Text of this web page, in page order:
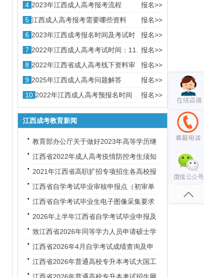
程图解
4 报名>>
2023年江西成人高考报考流程
5
报名>>
江西成人高考报考需要哪些资料
6
报名>>
2023年江西成考报名时间及考试时
间
7 报名>>
2022年江西成人高考考试时间：11.
5-11.6日
8 报名>>
2022年江西省成人高考线下资料审
核地址
9 报名>>
2025年江西成人高考问题解答
10
报名>>
2022年江西成人高考预报名时间
（成考预报名通道）
江西成考教育新闻
教育部办公厅关于做好2023年高等学历继
续教育专业设置与管理工作的通知
江西省2022年成人高考疫情防控考生须知
2021年江西省高职扩招专项招生各高校报
考网址
江西省自学考试毕业审核申报点（初审单
位）联络表
江西省自学考试毕业生电子图像采集要求
2026年上半年江西省自学考试毕业申报及
审核工作的通知
致江西省2026年同等学力人员申请硕士学
位外国语水平和学科综合水平全国统一考
试考生的公开信
江西省2026年4月自学考试成绩查询及申
请复核的公告
江西省2026年普通高校专升本考试大国工
匠专项批次缺额院校及专业统计表